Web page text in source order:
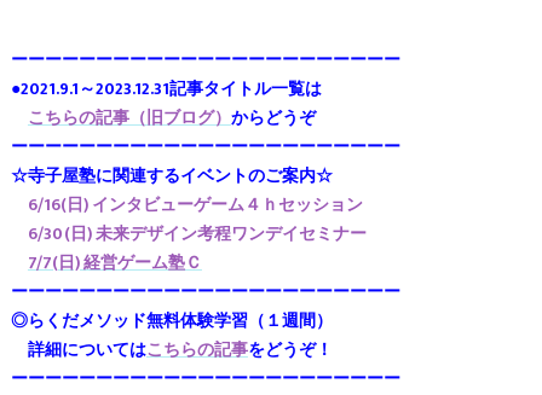
ーーーーーーーーーーーーーーーーーーーーーーー
●2021.9.1～2023.12.31記事タイトル一覧は
こちらの記事（旧ブログ）からどうぞ
ーーーーーーーーーーーーーーーーーーーーーーー
☆寺子屋塾に関連するイベントのご案内☆
6/16(日) インタビューゲーム４ｈセッション
6/30(日) 未来デザイン考程ワンデイセミナー
7/7(日) 経営ゲーム塾Ｃ
ーーーーーーーーーーーーーーーーーーーーーーー
◎らくだメソッド無料体験学習（１週間）
詳細についてはこちらの記事をどうぞ！
ーーーーーーーーーーーーーーーーーーーーーーー